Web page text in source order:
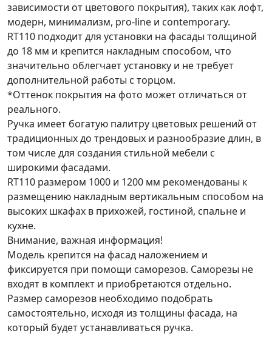
зависимости от цветового покрытия), таких как лофт,
модерн, минимализм, pro-line и contemporary.
RT110 подходит для установки на фасады толщиной
до 18 мм и крепится накладным способом, что
значительно облегчает установку и не требует
дополнительной работы с торцом.
*Оттенок покрытия на фото может отличаться от
реального.
Ручка имеет богатую палитру цветовых решений от
традиционных до трендовых и разнообразие длин, в
том числе для создания стильной мебели с
широкими фасадами.
RT110 размером 1000 и 1200 мм рекомендованы к
размещению накладным вертикальным способом на
высоких шкафах в прихожей, гостиной, спальне и
кухне.
Внимание, важная информация!
Модель крепится на фасад наложением и
фиксируется при помощи саморезов. Саморезы не
входят в комплект и приобретаются отдельно.
Размер саморезов необходимо подобрать
самостоятельно, исходя из толщины фасада, на
который будет устанавливаться ручка.